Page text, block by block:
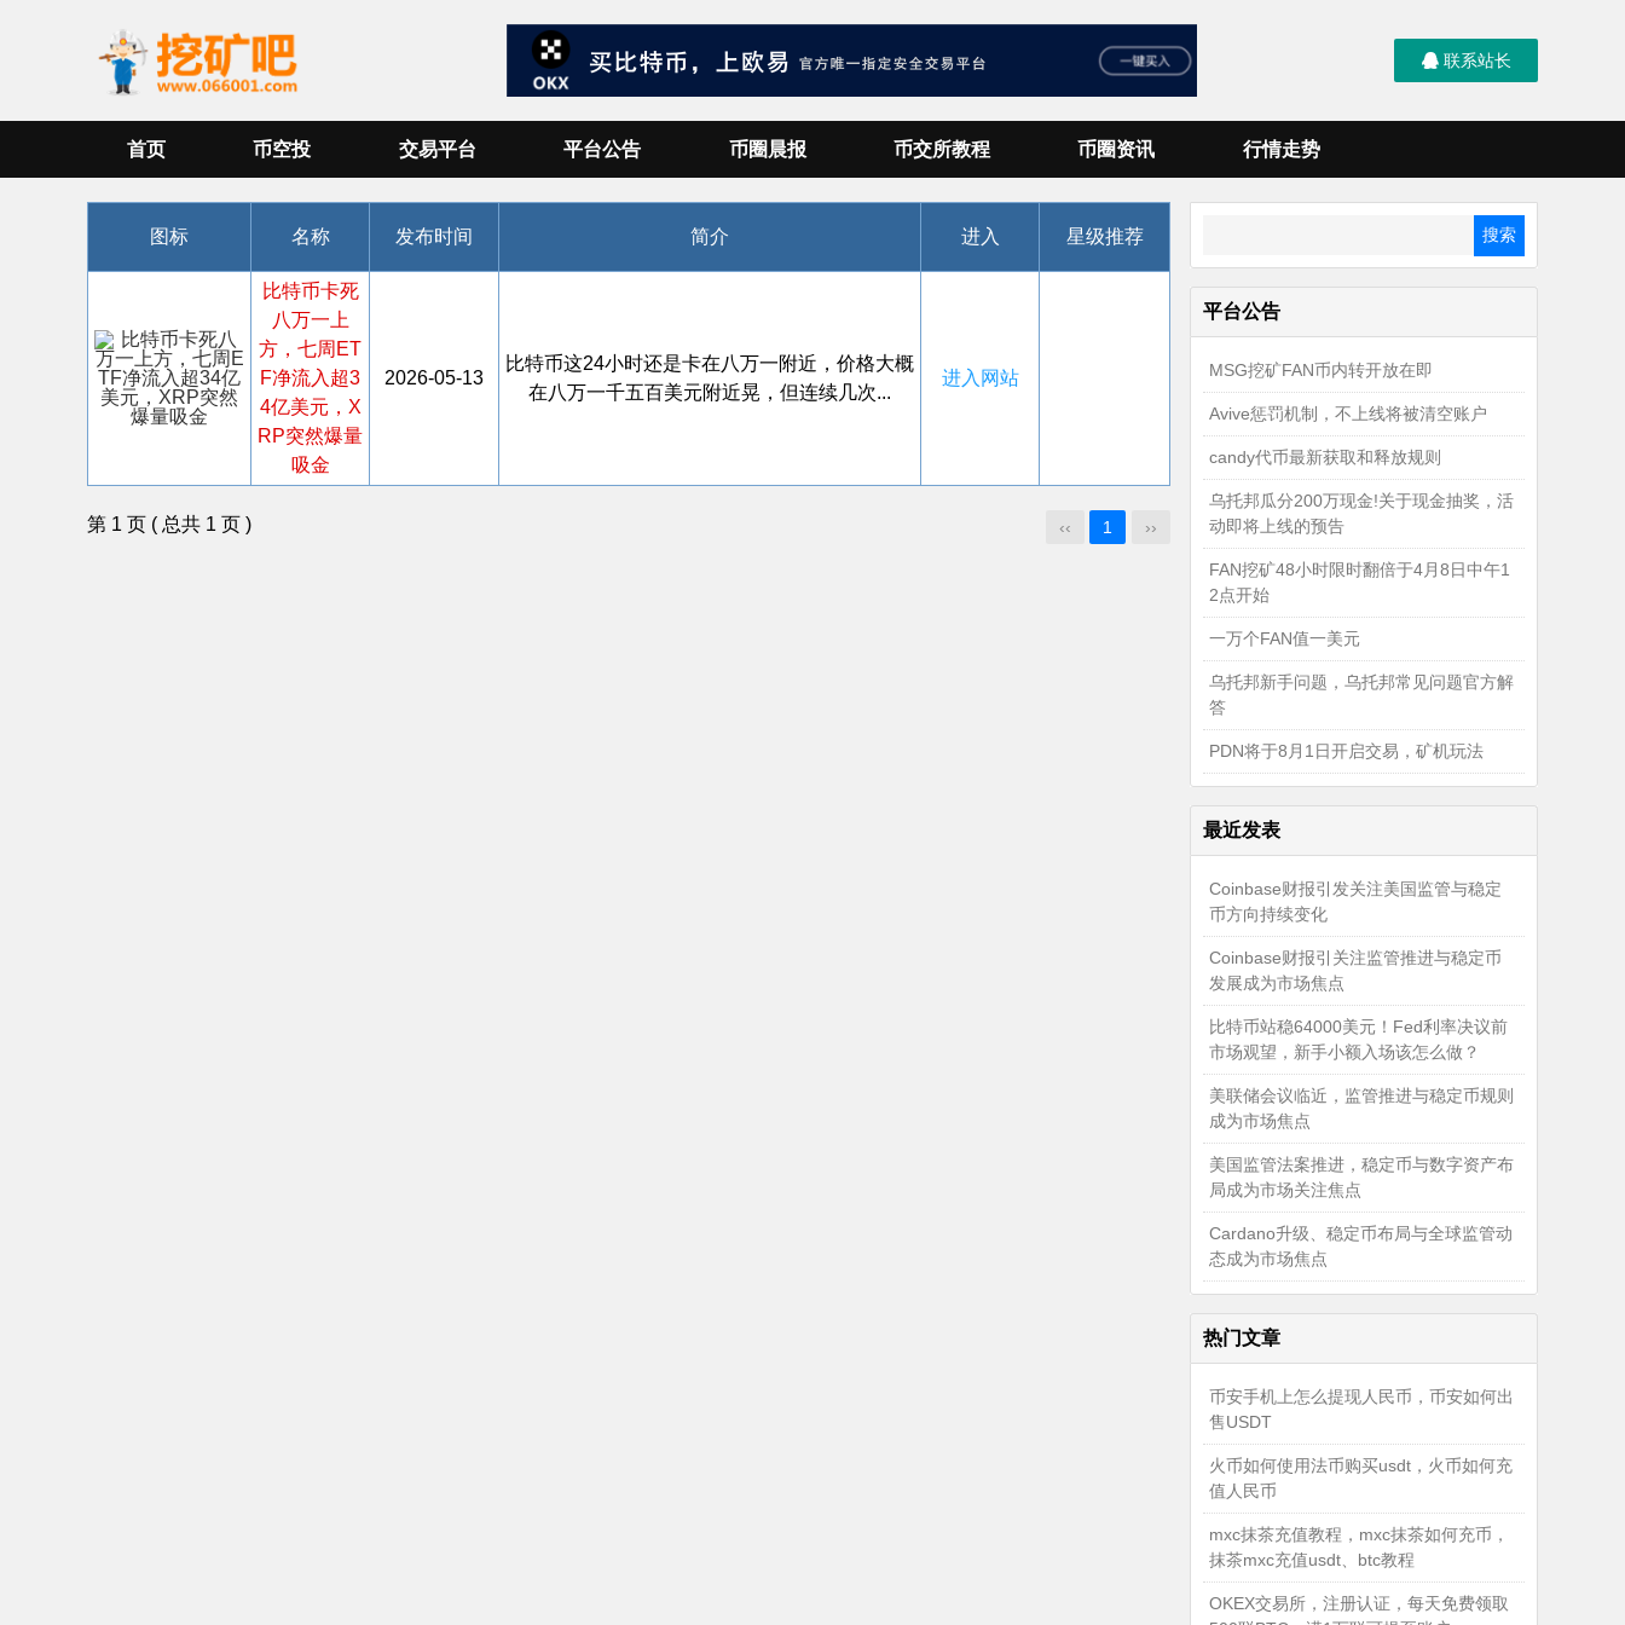
联系站长
首页 币空投 交易平台 平台公告 币圈晨报 币交所教程 币圈资讯 行情走势
图标 名称 发布时间 简介 进入 星级推荐
比特币卡死
八万一上
方，七周ET
F净流入超3
4亿美元，X
RP突然爆量
吸金
2026-05-13
比特币这24小时还是卡在八万一附近，价格大概
在八万一千五百美元附近晃，但连续几次...
进入网站
第 1 页 ( 总共 1 页 ) ‹‹ 1 ››
平台公告
MSG挖矿FAN币内转开放在即
Avive惩罚机制，不上线将被清空账户
candy代币最新获取和释放规则
乌托邦瓜分200万现金!关于现金抽奖，活
动即将上线的预告
FAN挖矿48小时限时翻倍于4月8日中午1
2点开始
一万个FAN值一美元
乌托邦新手问题，乌托邦常见问题官方解
答
PDN将于8月1日开启交易，矿机玩法
最近发表
Coinbase财报引发关注美国监管与稳定
币方向持续变化
Coinbase财报引关注监管推进与稳定币
发展成为市场焦点
比特币站稳64000美元！Fed利率决议前
市场观望，新手小额入场该怎么做？
美联储会议临近，监管推进与稳定币规则
成为市场焦点
美国监管法案推进，稳定币与数字资产布
局成为市场关注焦点
Cardano升级、稳定币布局与全球监管动
态成为市场焦点
热门文章
币安手机上怎么提现人民币，币安如何出
售USDT
火币如何使用法币购买usdt，火币如何充
值人民币
mxc抹茶充值教程，mxc抹茶如何充币，
抹茶mxc充值usdt、btc教程
OKEX交易所，注册认证，每天免费领取